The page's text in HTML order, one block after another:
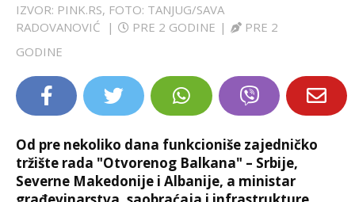
EXTRA
IZVOR: PINK.RS, FOTO: TANJUG/SAVA
RADOVANOVIĆ
| PRE 2 GODINE |
PRE 2
GODINE
Od pre nekoliko dana funkcioniše zajedničko
tržište rada "Otvorenog Balkana" – Srbije,
Severne Makedonije i Albanije, a ministar